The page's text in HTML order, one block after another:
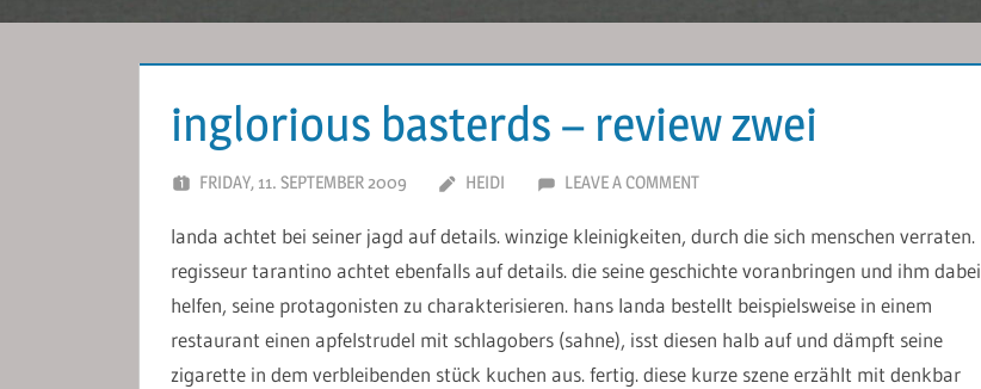
inglorious basterds – review zwei
FRIDAY, 11. SEPTEMBER 2009 HEIDI LEAVE A COMMENT
landa achtet bei seiner jagd auf details. winzige kleinigkeiten, durch die sich menschen verraten.
regisseur tarantino achtet ebenfalls auf details. die seine geschichte voranbringen und ihm dabei
helfen, seine protagonisten zu charakterisieren. hans landa bestellt beispielsweise in einem
restaurant einen apfelstrudel mit schlagobers (sahne), isst diesen halb auf und dämpft seine
zigarette in dem verbleibenden stück kuchen aus. fertig. diese kurze szene erzählt mit denkbar